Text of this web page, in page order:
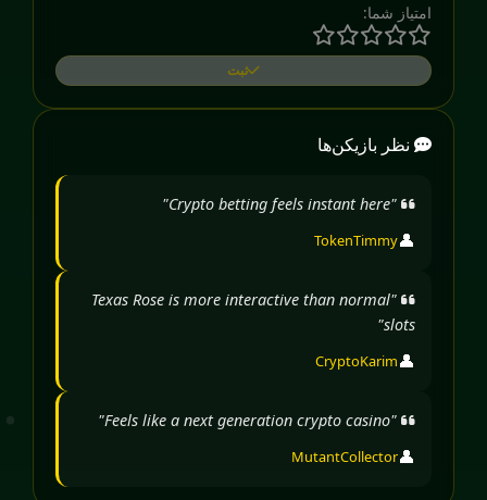
امتیاز شما:
ثبت
نظر بازیکن‌ها
"Crypto betting feels instant here"
👤
TokenTimmy
"Texas Rose is more interactive than normal
slots"
👤
CryptoKarim
"Feels like a next generation crypto casino"
👤
MutantCollector